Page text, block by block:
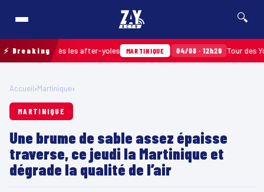
🔍
⚡ Breakingaprès les after-yoles MARTINIQUE 04/08 · 12h29 Tour des Yoles
Accueil›Martinique›
MARTINIQUE
Une brume de sable assez épaisse
traverse, ce jeudi la Martinique et
dégrade la qualité de l’air